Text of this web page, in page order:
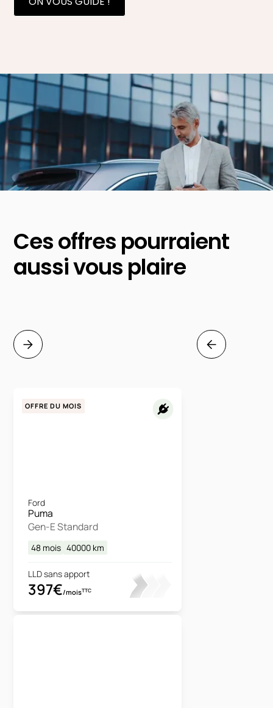
Ces offres pourraient
aussi vous plaire
Ford
Puma
Gen-E Standard
48 mois 40000 km
LLD sans apport
397€/moisTTC
OFFRE DU MOIS